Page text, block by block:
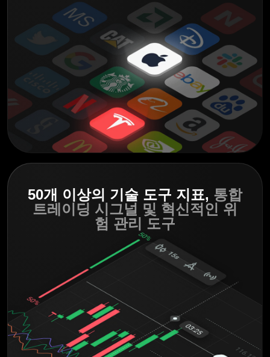
50개 이상의 기술 도구 지표, 통합
트레이딩 시그널 및 혁신적인 위
험 관리 도구